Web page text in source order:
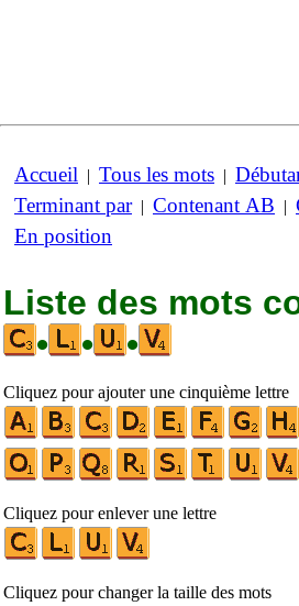
Accueil | Tous les mots |
Terminant par| Contenant AB |
En position
Liste des mots
•
• •
Cliquez pour ajouter une cinquième lettre
Cliquez pour enlever une lettre
Cliquez pour changer la taille des mots